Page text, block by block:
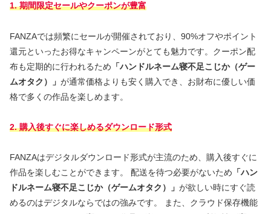
1. 期間限定セールやクーポンが豊富
FANZAでは頻繁にセールが開催されており、90%オフやポイント
還元といったお得なキャンペーンがとても魅力です。クーポン配
布も定期的に行われるため 「ハンドルネーム寝不足こじか（ゲー
ムオタク）」 が通常価格よりも安く購入でき、お財布に優しい価
格で多くの作品を楽しめます。
2. 購入後すぐに楽しめるダウンロード形式
FANZAはデジタルダウンロード形式が主流のため、購入後すぐに
作品を楽しむことができます。 配送を待つ必要がないため 「ハン
ドルネーム寝不足こじか（ゲームオタク）」 が欲しい時にすぐ読
めるのはデジタルならではの強みです。 また、クラウド保存機能